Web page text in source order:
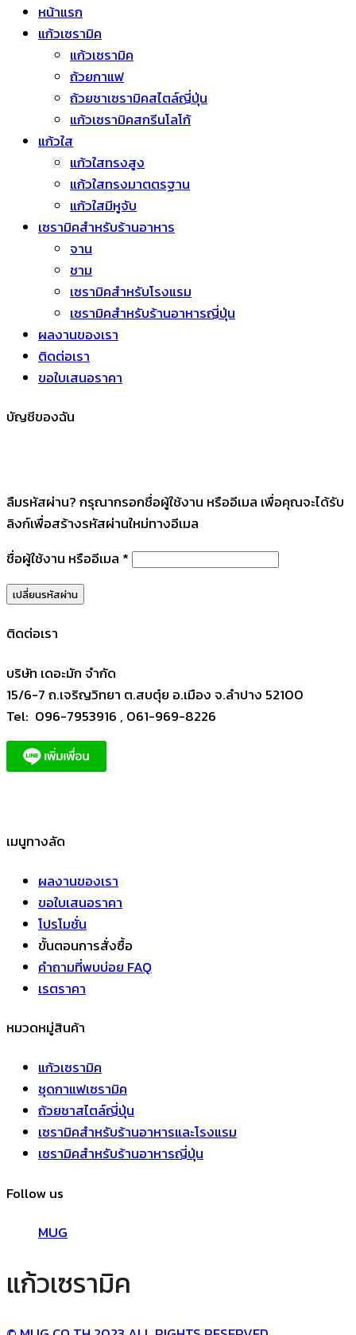
หน้าแรก
แก้วเซรามิค
แก้วเซรามิค
ถ้วยกาแฟ
ถ้วยชาเซรามิคสไตล์ญี่ปุ่น
แก้วเซรามิคสกรีนโลโก้
แก้วใส
แก้วใสทรงสูง
แก้วใสทรงมาตตรฐาน
แก้วใสมีหูจับ
เซรามิคสำหรับร้านอาหาร
จาน
ชาม
เซรามิคสำหรับโรงแรม
เซรามิคสำหรับร้านอาหารญี่ปุ่น
ผลงานของเรา
ติดต่อเรา
ขอใบเสนอราคา
บัญชีของฉัน
ลืมรหัสผ่าน? กรุณากรอกชื่อผู้ใช้งาน หรืออีเมล เพื่อคุณจะได้รับ
ลิงก์เพื่อสร้างรหัสผ่านใหม่ทางอีเมล
ชื่อผู้ใช้งาน หรืออีเมล *ต้องการ
เปลี่ยนรหัสผ่าน
ติดต่อเรา
บริษัท เดอะมัก จำกัด
15/6-7 ถ.เจริญวิทยา ต.สบตุ๋ย อ.เมือง จ.ลำปาง 52100
Tel: 096-7953916 , 061-969-8226
เมนูทางลัด
ผลงานของเรา
ขอใบเสนอราคา
โปรโมชั่น
ขั้นตอนการสั่งซื้อ
คำถามที่พบบ่อย FAQ
เรตราคา
หมวดหมู่สินค้า
แก้วเซรามิค
ชุดกาแฟเซรามิค
ถ้วยชาสไตล์ญี่ปุ่น
เซรามิคสำหรับร้านอาหารและโรงแรม
เซรามิคสำหรับร้านอาหารญี่ปุ่น
Follow us
MUG
แก้วเซรามิค